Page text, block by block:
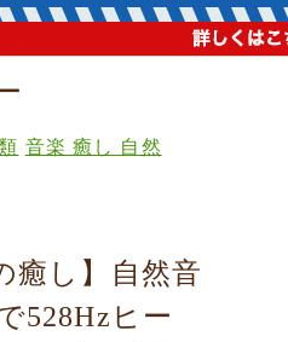
音楽 癒し 自然
癒し】自然音
528Hzヒー